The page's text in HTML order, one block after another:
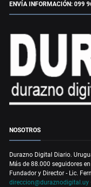
ENVÍA INFORMACIÓN: 099
NOSOTROS
Durazno Digital Diario.
Más de 88.000 seguidores
Fundador y Director - Lic.
direccion@duraznodigital.uy